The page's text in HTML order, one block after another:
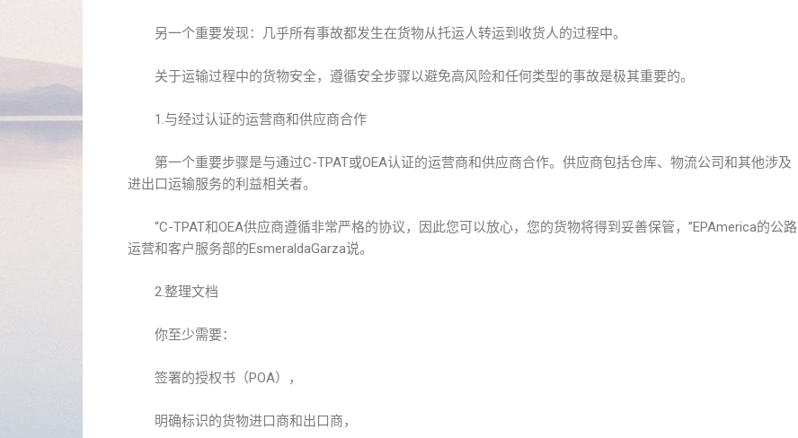
另一个重要发现：几乎所有事故都发生在货物从托运人转运到收货人的过程中。
关于运输过程中的货物安全，遵循安全步骤以避免高风险和任何类型的事故是极其重要的。
1.与经过认证的运营商和供应商合作
第一个重要步骤是与通过C-TPAT或OEA认证的运营商和供应商合作。供应商包括仓库、物流公司和其他涉及
进出口运输服务的利益相关者。
“C-TPAT和OEA供应商遵循非常严格的协议，因此您可以放心，您的货物将得到妥善保管，”EPAmerica的公路
运营和客户服务部的EsmeraldaGarza说。
2.整理文档
你至少需要：
签署的授权书（POA），
明确标识的货物进口商和出口商，